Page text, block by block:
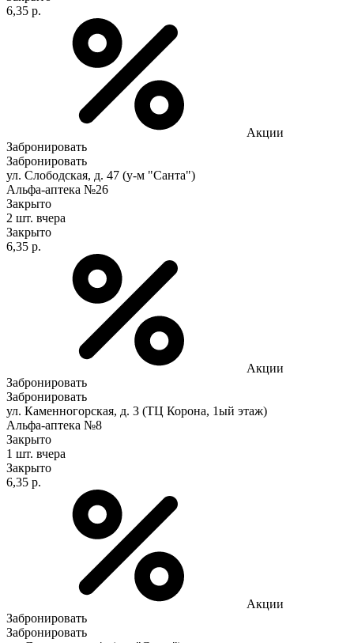
6,35 р.
Акции
Забронировать
Забронировать
ул. Слободская, д. 47 (у-м "Санта")
Альфа-аптека №26
Закрыто
2 шт. вчера
Закрыто
6,35 р.
Акции
Забронировать
Забронировать
ул. Каменногорская, д. 3 (ТЦ Корона, 1ый этаж)
Альфа-аптека №8
Закрыто
1 шт. вчера
Закрыто
6,35 р.
Акции
Забронировать
Забронировать